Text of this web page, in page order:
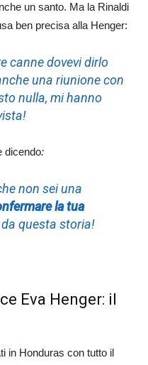
un santo. Ma la Rinaldi
ben precisa alla Henger:
canne dovevi dirlo
una riunione con
nulla, mi hanno
dicendo:
non sei una
la tua
questa storia!
Eva Henger: il
in Honduras con tutto il